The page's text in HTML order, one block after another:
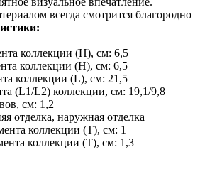
всегда смотрится благородно
коллекции (H), см: 6,5
коллекции (H), см: 6,5
коллекции (L), см: 21,5
(L1/L2) коллекции, см: 19,1/9,8
см: 1,2
отделка, наружная отделка
коллекции (T), см: 1
коллекции (T), см: 1,3